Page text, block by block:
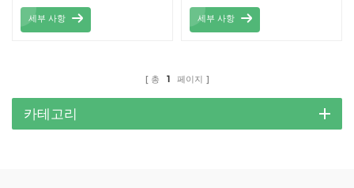
결합한 혁신적이고 실용적인
솔루션입니다. 고품질 탄소강
한 기상 조건에서도 장기간
안정적인 사용을 보장합니다.
효율적인 구조 설계로 태양광
패널을 효과적으로 지지하여
세부 사항
너지를 생성하면서 차량에 그
늘과 보호소를 제공합니다.
세부 사항
총 1 페이지
카테고리